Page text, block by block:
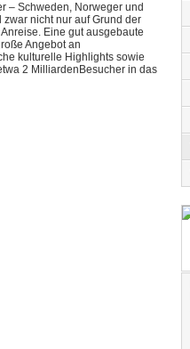
– Schweden, Norweger und
nicht nur auf Grund der
Eine gut ausgebaute
Angebot an
kulturelle Highlights sowie
2 MilliardenBesucher in das